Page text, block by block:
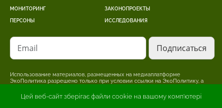
Цей веб-сайт зберігає файли cookie на вашому комп'ютері
МОНИТОРИНГ
ПЕРСОНЫ
ЗАКОНОПРОЕКТЫ
ИССЛЕДОВАНИЯ
Email
Использование материалов, размещенных на медиаплатформе
ЭкоПолитика разрешено только при условии ссылки на ЭкоПолитику, а
систем, гиперссылки на страницу, где размещен оригинальный материал.